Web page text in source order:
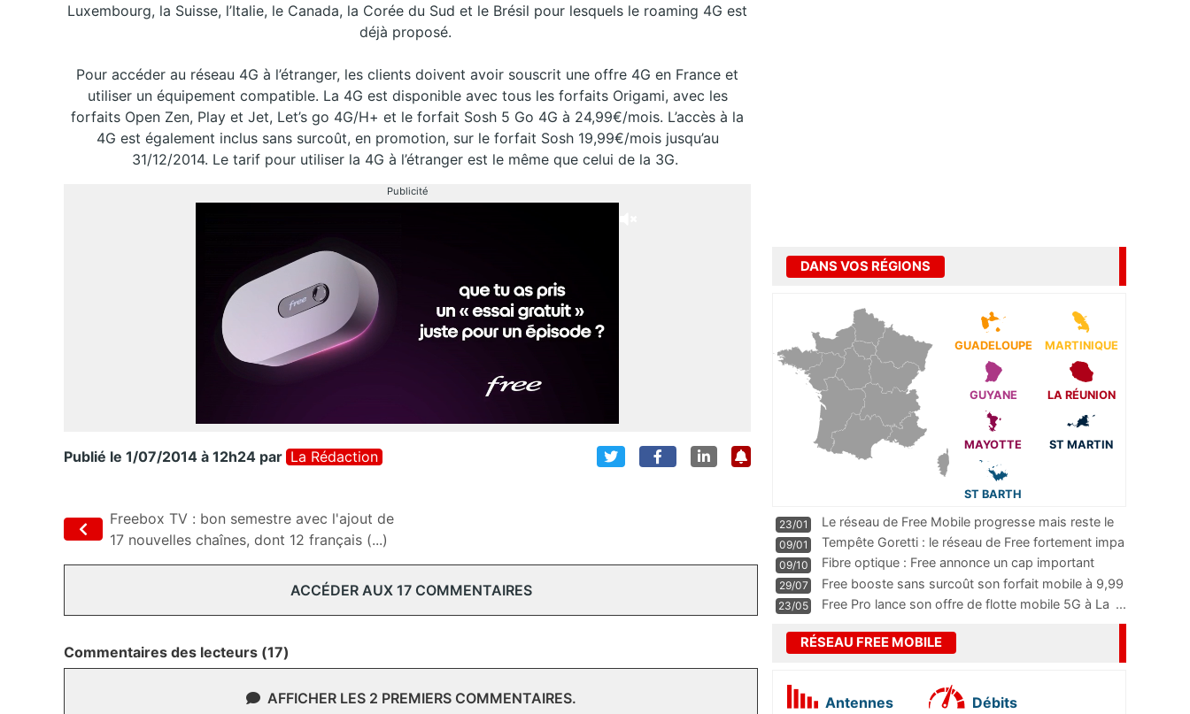
Luxembourg, la Suisse, l’Italie, le Canada, la Corée du Sud et le Brésil pour lesquels le roaming 4G est
déjà proposé.
Pour accéder au réseau 4G à l’étranger, les clients doivent avoir souscrit une offre 4G en France et
utiliser un équipement compatible. La 4G est disponible avec tous les forfaits Origami, avec les
forfaits Open Zen, Play et Jet, Let’s go 4G/H+ et le forfait Sosh 5 Go 4G à 24,99€/mois. L’accès à la
4G est également inclus sans surcoût, en promotion, sur le forfait Sosh 19,99€/mois jusqu’au
31/12/2014. Le tarif pour utiliser la 4G à l’étranger est le même que celui de la 3G.
Publicité
Publié le 1/07/2014 à 12h24 par La Rédaction
Freebox TV : bon semestre avec l'ajout de
17 nouvelles chaînes, dont 12 français (...)
ACCÉDER AUX 17 COMMENTAIRES
Commentaires des lecteurs (17)
AFFICHER LES 2 PREMIERS COMMENTAIRES.
DANS VOS RÉGIONS
GUADELOUPE MARTINIQUE
GUYANE LA RÉUNION
MAYOTTE ST MARTIN
ST BARTH
23/01
Le réseau de Free Mobile progresse mais reste le
m
...
09/01
Tempête Goretti : le réseau de Free fortement impa
09/10
Fibre optique : Free annonce un cap important
pass
...
29/07
Free booste sans surcoût son forfait mobile à 9,99
23/05 Free Pro lance son offre de flotte mobile 5G à La ...
RÉSEAU FREE MOBILE
Antennes Débits